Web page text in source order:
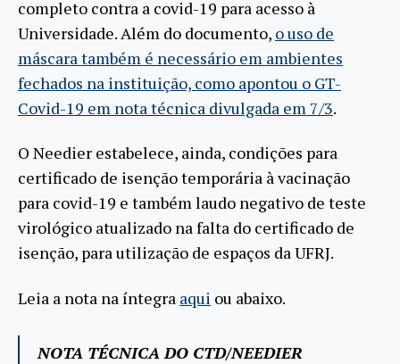
completo contra a covid-19 para acesso à
Universidade. Além do documento, o uso de
máscara também é necessário em ambientes
fechados na instituição, como apontou o GT-
Covid-19 em nota técnica divulgada em 7/3.
O Needier estabelece, ainda, condições para
certificado de isenção temporária à vacinação
para covid-19 e também laudo negativo de teste
virológico atualizado na falta do certificado de
isenção, para utilização de espaços da UFRJ.
Leia a nota na íntegra aqui ou abaixo.
NOTA TÉCNICA DO CTD/NEEDIER